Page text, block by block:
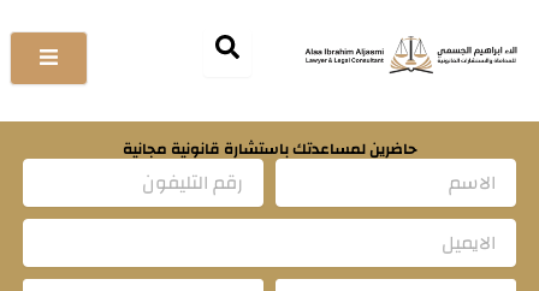
إلى
المحتوى
حاضرين لمساعدتك باستشارة قانونية مجانية